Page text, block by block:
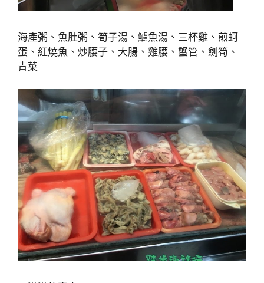
海產粥、魚肚粥、筍子湯、鱸魚湯、三杯雞、煎蚵
蛋、紅燒魚、炒腰子、大腸、雞腰、蟹管、劍筍、
青菜